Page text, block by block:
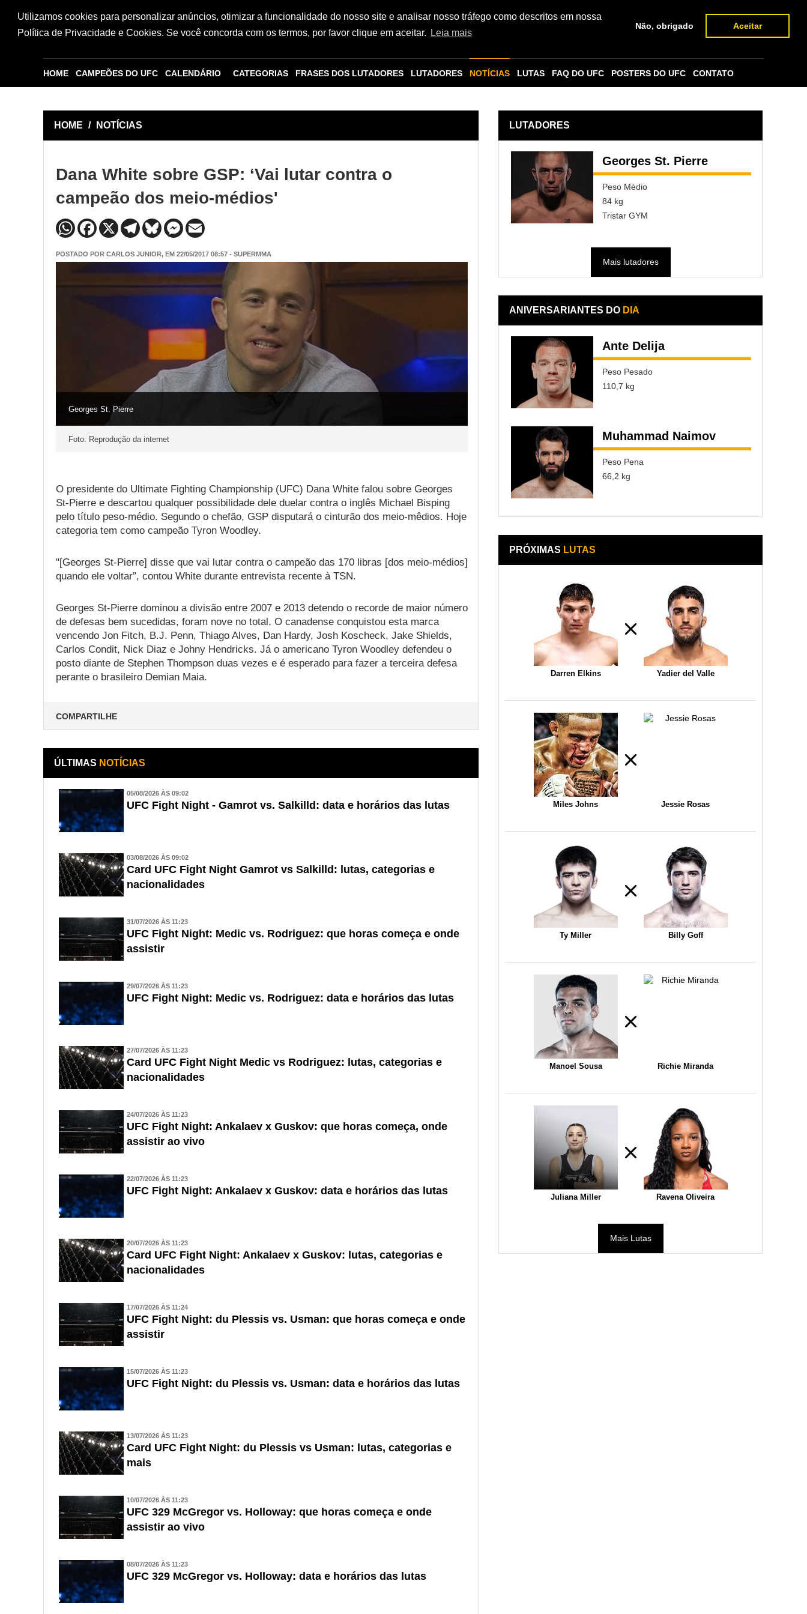
Utilizamos cookies para personalizar anúncios, otimizar a funcionalidade do nosso site e analisar nosso tráfego como descritos em nossa
Política de Privacidade e Cookies. Se você concorda com os termos, por favor clique em aceitar.
Leia mais
Não, obrigado Aceitar
HOME CAMPEÕES DO UFC CALENDÁRIO CATEGORIAS FRASES DOS LUTADORES LUTADORES NOTÍCIAS LUTAS FAQ DO UFC POSTERS DO UFC CONTATO
HOME / NOTÍCIAS
Dana White sobre GSP: ‘Vai lutar contra o
campeão dos meio-médios'
POSTADO POR CARLOS JUNIOR, EM 22/05/2017 08:57 - SUPERMMA
Georges St. Pierre
Foto: Reprodução da internet
O presidente do Ultimate Fighting Championship (UFC) Dana White falou sobre Georges
St-Pierre e descartou qualquer possibilidade dele duelar contra o inglês Michael Bisping
pelo título peso-médio. Segundo o chefão, GSP disputará o cinturão dos meio-mêdios. Hoje
categoria tem como campeão Tyron Woodley.
"[Georges St-Pierre] disse que vai lutar contra o campeão das 170 libras [dos meio-médios]
quando ele voltar”, contou White durante entrevista recente à TSN.
Georges St-Pierre dominou a divisão entre 2007 e 2013 detendo o recorde de maior número
de defesas bem sucedidas, foram nove no total. O canadense conquistou esta marca
vencendo Jon Fitch, B.J. Penn, Thiago Alves, Dan Hardy, Josh Koscheck, Jake Shields,
Carlos Condit, Nick Diaz e Johny Hendricks. Já o americano Tyron Woodley defendeu o
posto diante de Stephen Thompson duas vezes e é esperado para fazer a terceira defesa
perante o brasileiro Demian Maia.
COMPARTILHE
ÚLTIMAS NOTÍCIAS
05/08/2026 ÀS 09:02
UFC Fight Night - Gamrot vs. Salkilld: data e horários das lutas
03/08/2026 ÀS 09:02
Card UFC Fight Night Gamrot vs Salkilld: lutas, categorias e
nacionalidades
31/07/2026 ÀS 11:23
UFC Fight Night: Medic vs. Rodriguez: que horas começa e onde
assistir
29/07/2026 ÀS 11:23
UFC Fight Night: Medic vs. Rodriguez: data e horários das lutas
27/07/2026 ÀS 11:23
Card UFC Fight Night Medic vs Rodriguez: lutas, categorias e
nacionalidades
24/07/2026 ÀS 11:23
UFC Fight Night: Ankalaev x Guskov: que horas começa, onde
assistir ao vivo
22/07/2026 ÀS 11:23
UFC Fight Night: Ankalaev x Guskov: data e horários das lutas
20/07/2026 ÀS 11:23
Card UFC Fight Night: Ankalaev x Guskov: lutas, categorias e
nacionalidades
17/07/2026 ÀS 11:24
UFC Fight Night: du Plessis vs. Usman: que horas começa e onde
assistir
15/07/2026 ÀS 11:23
UFC Fight Night: du Plessis vs. Usman: data e horários das lutas
13/07/2026 ÀS 11:23
Card UFC Fight Night: du Plessis vs Usman: lutas, categorias e
mais
10/07/2026 ÀS 11:23
UFC 329 McGregor vs. Holloway: que horas começa e onde
assistir ao vivo
08/07/2026 ÀS 11:23
UFC 329 McGregor vs. Holloway: data e horários das lutas
LUTADORES
Georges St. Pierre
Peso Médio
84 kg
Tristar GYM
Mais lutadores
ANIVERSARIANTES DO DIA
Ante Delija
Peso Pesado
110,7 kg
Muhammad Naimov
Peso Pena
66,2 kg
PRÓXIMAS LUTAS
Darren Elkins Yadier del Valle
Miles Johns Jessie Rosas
Ty Miller Billy Goff
Manoel Sousa Richie Miranda
Juliana Miller Ravena Oliveira
Mais Lutas